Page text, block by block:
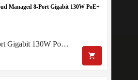
Managed 8-Port Gigabit 130W PoE+
Gigabit 130W Po…